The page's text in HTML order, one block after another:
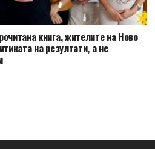
книга, жителите на Ново
на резултати, а не